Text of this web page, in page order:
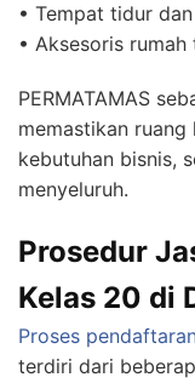
• Tempat tidur
• Aksesoris
PERMATAMAS
memastikan
kebutuhan bisnis,
menyeluruh.
Prosedur
Kelas 20 di
Proses
terdiri dari